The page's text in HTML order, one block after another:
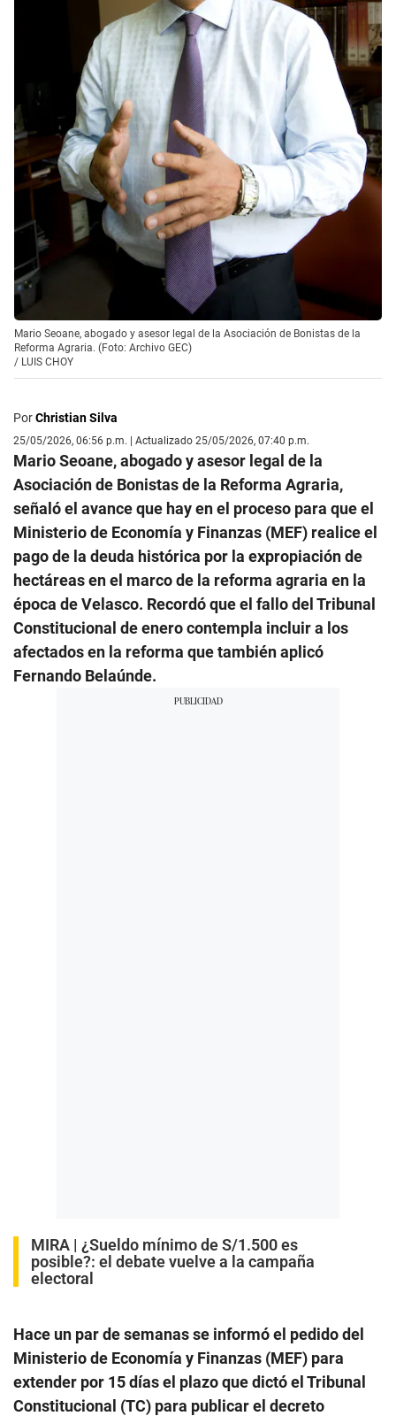
Mario Seoane, abogado y asesor legal de la Asociación de Bonistas de la
Reforma Agraria. (Foto: Archivo GEC)
/ LUIS CHOY
PorChristian Silva
25/05/2026, 06:56 p.m. | Actualizado 25/05/2026, 07:40 p.m.
Mario Seoane, abogado y asesor legal de la
Asociación de Bonistas de la Reforma Agraria,
señaló el avance que hay en el proceso para que el
Ministerio de Economía y Finanzas (MEF) realice el
pago de la deuda histórica por la expropiación de
hectáreas en el marco de la reforma agraria en la
época de Velasco. Recordó que el fallo del Tribunal
Constitucional de enero contempla incluir a los
afectados en la reforma que también aplicó
Fernando Belaúnde.
MIRA | ¿Sueldo mínimo de S/1.500 es
posible?: el debate vuelve a la campaña
electoral
Hace un par de semanas se informó el pedido del
Ministerio de Economía y Finanzas (MEF) para
extender por 15 días el plazo que dictó el Tribunal
Constitucional (TC) para publicar el decreto